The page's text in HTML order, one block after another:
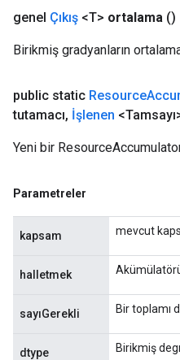
genel Çıkış <T> ortalama ()
Birikmiş gradyanların
public static Resource
tutamacı, İşlenen
Yeni bir
Parametreler
kapsam mevcut
halletmek
sayıGerekli Bir toplamı
dtype Birikmiş